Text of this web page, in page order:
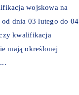
wojskowa na
dnia 03 lutego do 04
kwalifikacja
mają określonej